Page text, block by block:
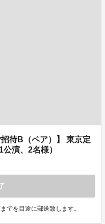
待B（ペア）】 東京定
演、2名様）
でを目途に郵送致します。